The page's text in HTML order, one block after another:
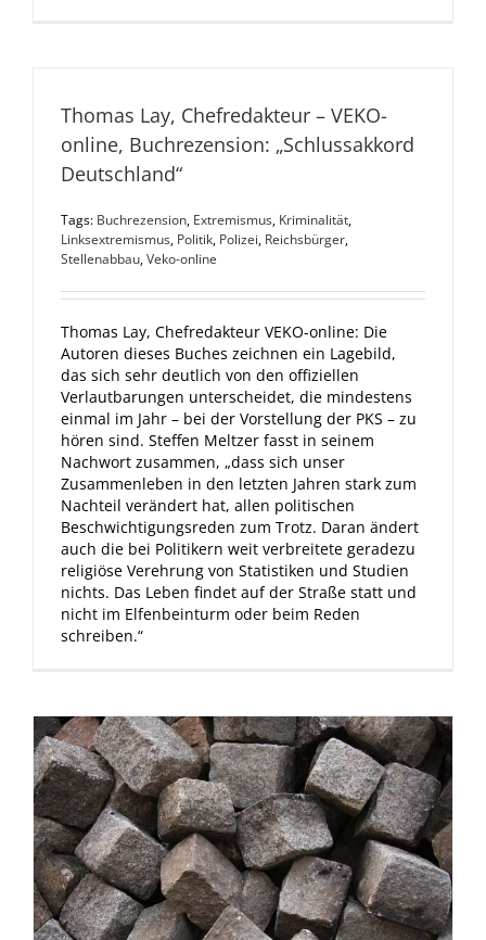
Thomas Lay, Chefredakteur – VEKO-
online, Buchrezension: „Schlussakkord
Deutschland“
Tags: Buchrezension, Extremismus, Kriminalität,
Linksextremismus, Politik, Polizei, Reichsbürger,
Stellenabbau,Veko-online
Thomas Lay, Chefredakteur VEKO-online: Die
Autoren dieses Buches zeichnen ein Lagebild,
das sich sehr deutlich von den offiziellen
Verlautbarungen unterscheidet, die mindestens
einmal im Jahr – bei der Vorstellung der PKS – zu
hören sind. Steffen Meltzer fasst in seinem
Nachwort zusammen, „dass sich unser
Zusammenleben in den letzten Jahren stark zum
Nachteil verändert hat, allen politischen
Beschwichtigungsreden zum Trotz. Daran ändert
auch die bei Politikern weit verbreitete geradezu
religiöse Verehrung von Statistiken und Studien
nichts. Das Leben findet auf der Straße statt und
nicht im Elfenbeinturm oder beim Reden
schreiben.“